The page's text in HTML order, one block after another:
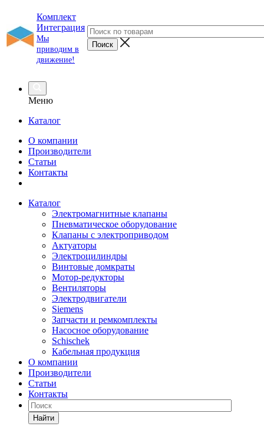
Комплект
Интеграция
Мы
приводим в
движение!
Меню
Каталог
О компании
Производители
Статьи
Контакты
Каталог
Электромагнитные клапаны
Пневматическое оборудование
Клапаны с электроприводом
Актуаторы
Электроцилиндры
Винтовые домкраты
Мотор-редукторы
Вентиляторы
Электродвигатели
Siemens
Запчасти и ремкомплекты
Насосное оборудование
Schischek
Кабельная продукция
О компании
Производители
Статьи
Контакты
Найти